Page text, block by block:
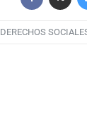
DERECHOS